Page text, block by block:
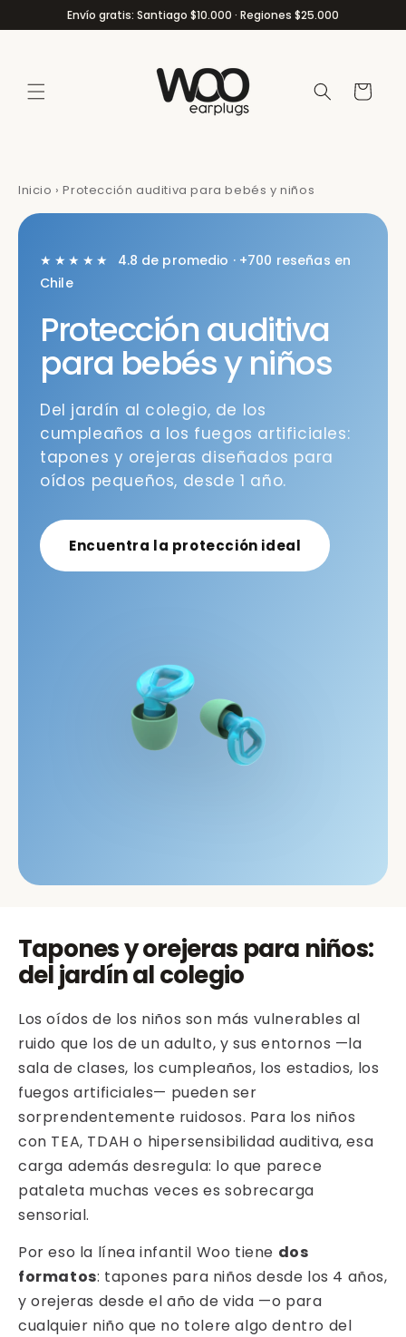
directamente
al contenido
Envío gratis: Santiago $10.000 · Regiones $25.000
Carrito
Inicio ›Protección auditiva para bebés y niños
★★★★★
4.8 de promedio · +700 reseñas en
Chile
Protección auditiva
para bebés y niños
Del jardín al colegio, de los
cumpleaños a los fuegos artificiales:
tapones y orejeras diseñados para
oídos pequeños, desde 1 año.
Encuentra la protección ideal
Tapones y orejeras para niños:
del jardín al colegio
Los oídos de los niños son más vulnerables al
ruido que los de un adulto, y sus entornos —la
sala de clases, los cumpleaños, los estadios, los
fuegos artificiales— pueden ser
sorprendentemente ruidosos. Para los niños
con TEA, TDAH o hipersensibilidad auditiva, esa
carga además desregula: lo que parece
pataleta muchas veces es sobrecarga
sensorial.
Por eso la línea infantil Woo tiene dos
formatos: tapones para niños desde los 4 años,
y orejeras desde el año de vida —o para
cualquier niño que no tolere algo dentro del